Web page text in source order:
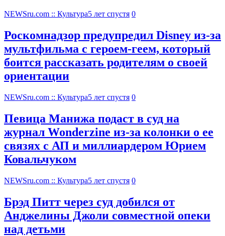
NEWSru.com :: Культура5 лет спустя 0
Роскомнадзор предупредил Disney из-за
мультфильма c героем-геем, который
боится рассказать родителям о своей
ориентации
NEWSru.com :: Культура5 лет спустя 0
Певица Манижа подаст в суд на
журнал Wonderzine из-за колонки о ее
связях с АП и миллиардером Юрием
Ковальчуком
NEWSru.com :: Культура5 лет спустя 0
Брэд Питт через суд добился от
Анджелины Джоли совместной опеки
над детьми